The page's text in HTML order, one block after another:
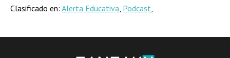
Clasificado en: Alerta Educativa, Podcast,